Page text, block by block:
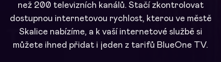
než 200 televizních kanálů. Stačí zkontrolovat
dostupnou internetovou rychlost, kterou ve městě
Skalice nabízíme, a k vaší internetové službě si
můžete ihned přidat i jeden z tarifů BlueOne TV.